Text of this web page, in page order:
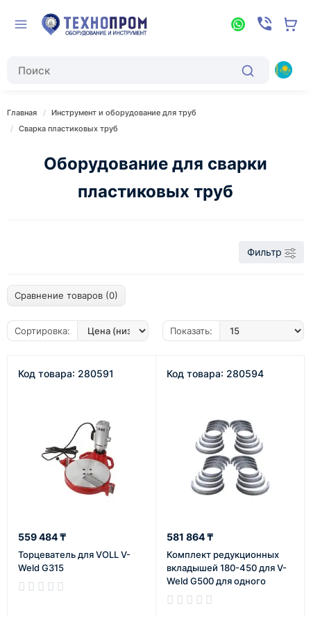
Главная
Инструмент и оборудование для труб
Сварка пластиковых труб
Оборудование для сварки
пластиковых труб
Фильтр
Сравнение товаров (0)
Сортировка: Показать:
Код товара: 280591
559 484 ₸
Торцеватель для VOLL V-
Weld G315
Код товара: 280594
581 864 ₸
Комплект редукционных
вкладышей 180-450 для V-
Weld G500 для одного
зажима